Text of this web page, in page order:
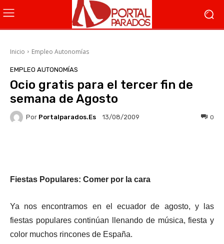
Inicio Empleo Autonomías
EMPLEO AUTONOMÍAS
Ocio gratis para el tercer fin de
semana de Agosto
Por Portalparados.es 13/08/2009 0
Fiestas Populares: Comer por la cara
Ya nos encontramos en el ecuador de agosto, y las
fiestas populares continúan llenando de música, fiesta y
color muchos rincones de España.